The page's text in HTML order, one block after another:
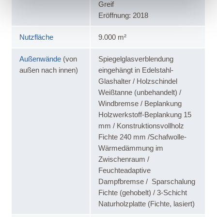
Greif
Eröffnung: 2018
Nutzfläche 9.000 m²
Außenwände (von
außen nach innen)
Spiegelglasverblendung
eingehängt in Edelstahl-
Glashalter / Holzschindel
Weißtanne (unbehandelt) /
Windbremse / Beplankung
Holzwerkstoff-Beplankung 15
mm / Konstruktionsvollholz
Fichte 240 mm /Schafwolle-
Wärmedämmung im
Zwischenraum /
Feuchteadaptive
Dampfbremse / Sparschalung
Fichte (gehobelt) / 3-Schicht
Naturholzplatte (Fichte, lasiert)